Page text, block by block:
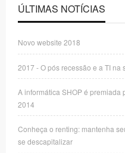
ÚLTIMAS NOTÍCIAS
Novo website 2018
2017 - O pós recessão e a TI na
A informática SHOP é
2014
Conheça o renting: mantenha
se descapitalizar